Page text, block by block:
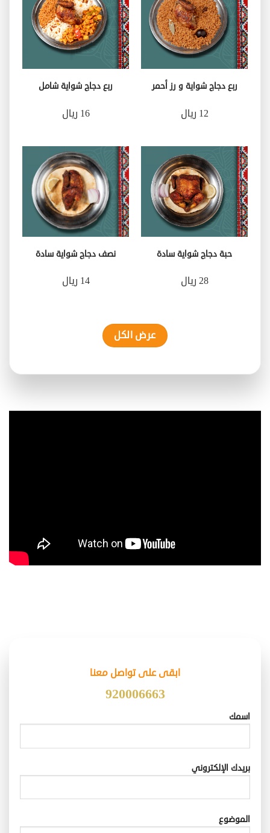
ربع دجاج شواية و رز أحمر
12 ريال
ربع دجاج شواية شامل
16 ريال
حبة دجاج شواية سادة
28 ريال
نصف دجاج شواية سادة
14 ريال
عرض الكل
ابقى على تواصل معنا
920006663
اسمك
بريدك الإلكتروني
الموضوع